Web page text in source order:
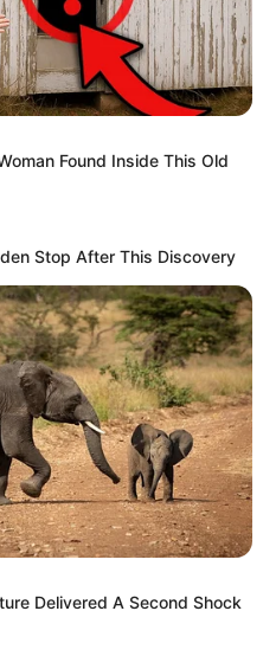
Found Inside This Old
Stop After This Discovery
Delivered A Second Shock